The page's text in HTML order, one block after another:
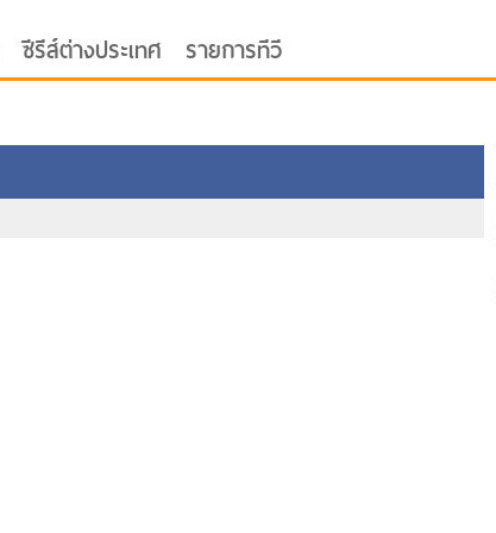
ซีรีส์ต่างประเทศ รายการทีวี